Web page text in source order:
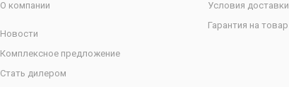
О компании
Новости
Комплексное предложение
Стать дилером
Условия доставки
Гарантия на товар